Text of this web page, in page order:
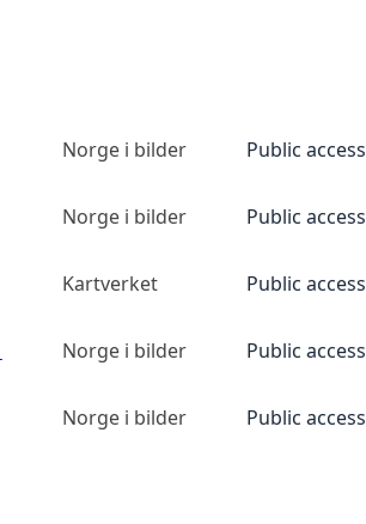
Norge i bilder Public access
Norge i bilder Public access
Kartverket Public access
Norge i bilder Public access
Norge i bilder Public access